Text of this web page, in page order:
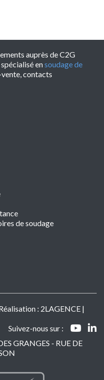
auprès de C2G
ensoudage de
contacts
de soudage
: 2LAGENCE |
Suivez-nous sur :
GRANGES - RUE DE